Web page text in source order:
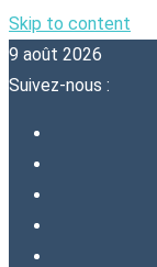
Skip to content
9 août 2026
Suivez-nous :